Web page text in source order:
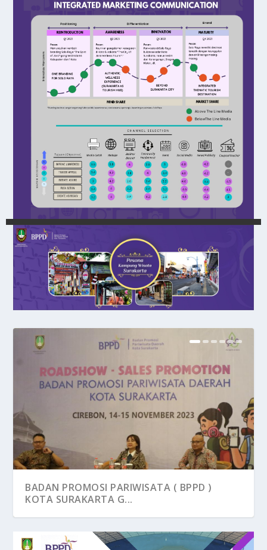
BADAN PROMOSI PARIWISATA ( BPPD )
KOTA SURAKARTA G...